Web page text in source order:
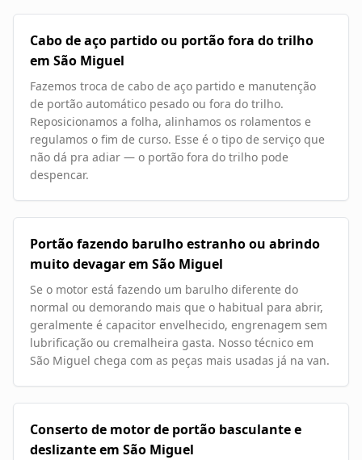
Cabo de aço partido ou portão fora do trilho
em São Miguel
Fazemos troca de cabo de aço partido e manutenção
de portão automático pesado ou fora do trilho.
Reposicionamos a folha, alinhamos os rolamentos e
regulamos o fim de curso. Esse é o tipo de serviço que
não dá pra adiar — o portão fora do trilho pode
despencar.
Portão fazendo barulho estranho ou abrindo
muito devagar em São Miguel
Se o motor está fazendo um barulho diferente do
normal ou demorando mais que o habitual para abrir,
geralmente é capacitor envelhecido, engrenagem sem
lubrificação ou cremalheira gasta. Nosso técnico em
São Miguel chega com as peças mais usadas já na van.
Conserto de motor de portão basculante e
deslizante em São Miguel